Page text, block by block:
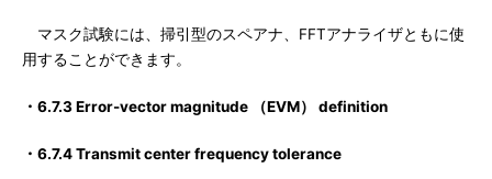
マスク試験には、掃引型のスペアナ、FFTアナライザともに使
用することができます。
・6.7.3 Error-vector magnitude （EVM） definition
・6.7.4 Transmit center frequency tolerance